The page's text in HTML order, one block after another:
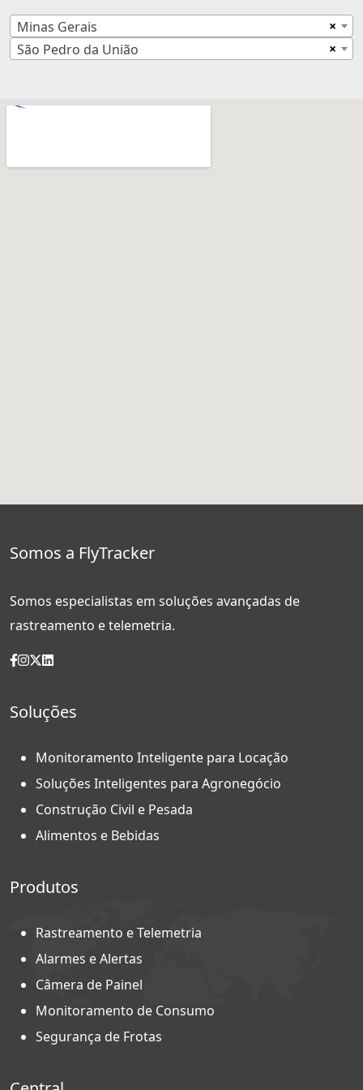
×
Minas Gerais
×
São Pedro da União
Somos a FlyTracker
Somos especialistas em soluções avançadas de
rastreamento e telemetria.
Soluções
Monitoramento Inteligente para Locação
Soluções Inteligentes para Agronegócio
Construção Civil e Pesada
Alimentos e Bebidas
Produtos
Rastreamento e Telemetria
Alarmes e Alertas
Câmera de Painel
Monitoramento de Consumo
Segurança de Frotas